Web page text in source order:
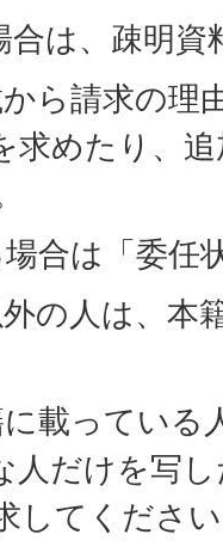
は、疎明資
ら請求の理
求めたり、
合は「委任
の人は、本
載っている
人だけを写
してくださ